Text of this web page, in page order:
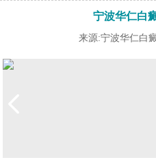
宁波华仁白
来源:宁波华仁白